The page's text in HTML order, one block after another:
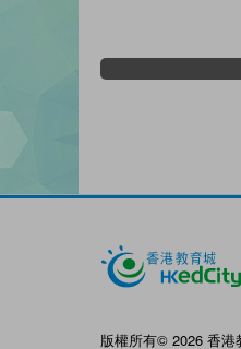
版權所有© 2026 香港